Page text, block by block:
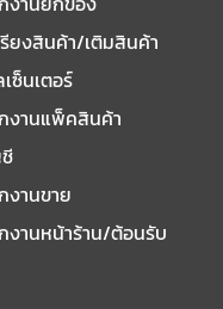
ยงสินค้า/เติมสินค้า
ซ็นเตอร์
งานแพ็คสินค้า
งานขาย
งานหน้าร้าน/ต้อนรับ